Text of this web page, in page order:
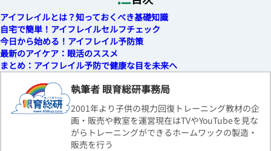
アイフレイルとは？知っておくべき基礎知識
自宅で簡単！アイフレイルセルフチェック
今日から始める！アイフレイル予防策
最新のアイケア：眼活のススメ
まとめ：アイフレイル予防で健康な目を未来へ
執筆者 眼育総研事務局
2001年より子供の視力回復トレーニング教材の企
画・販売や教室を運営現在はTVやYouTubeを見な
がらトレーニングができるホームワックの製造・
販売を行う